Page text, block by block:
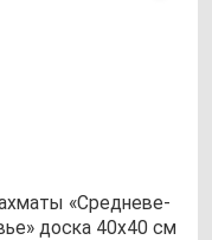
«Сред­не­ве­
дос­ка 40х40 см